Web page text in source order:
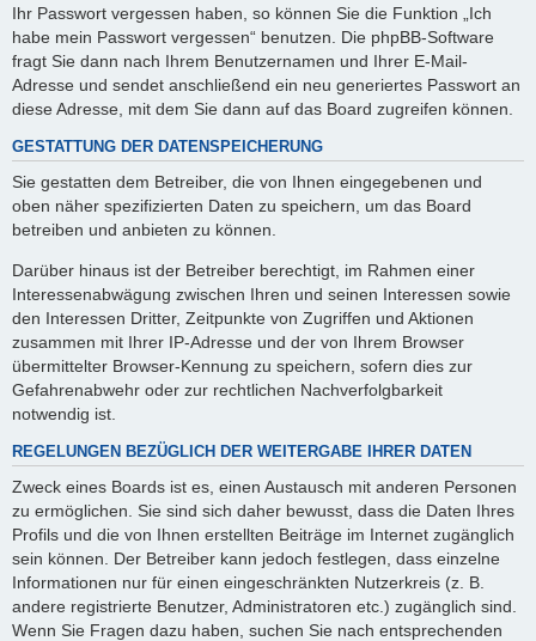
Ihr Passwort vergessen haben, so können Sie die Funktion „Ich
habe mein Passwort vergessen“ benutzen. Die phpBB-Software
fragt Sie dann nach Ihrem Benutzernamen und Ihrer E-Mail-
Adresse und sendet anschließend ein neu generiertes Passwort an
diese Adresse, mit dem Sie dann auf das Board zugreifen können.
GESTATTUNG DER DATENSPEICHERUNG
Sie gestatten dem Betreiber, die von Ihnen eingegebenen und
oben näher spezifizierten Daten zu speichern, um das Board
betreiben und anbieten zu können.
Darüber hinaus ist der Betreiber berechtigt, im Rahmen einer
Interessenabwägung zwischen Ihren und seinen Interessen sowie
den Interessen Dritter, Zeitpunkte von Zugriffen und Aktionen
zusammen mit Ihrer IP-Adresse und der von Ihrem Browser
übermittelter Browser-Kennung zu speichern, sofern dies zur
Gefahrenabwehr oder zur rechtlichen Nachverfolgbarkeit
notwendig ist.
REGELUNGEN BEZÜGLICH DER WEITERGABE IHRER DATEN
Zweck eines Boards ist es, einen Austausch mit anderen Personen
zu ermöglichen. Sie sind sich daher bewusst, dass die Daten Ihres
Profils und die von Ihnen erstellten Beiträge im Internet zugänglich
sein können. Der Betreiber kann jedoch festlegen, dass einzelne
Informationen nur für einen eingeschränkten Nutzerkreis (z. B.
andere registrierte Benutzer, Administratoren etc.) zugänglich sind.
Wenn Sie Fragen dazu haben, suchen Sie nach entsprechenden